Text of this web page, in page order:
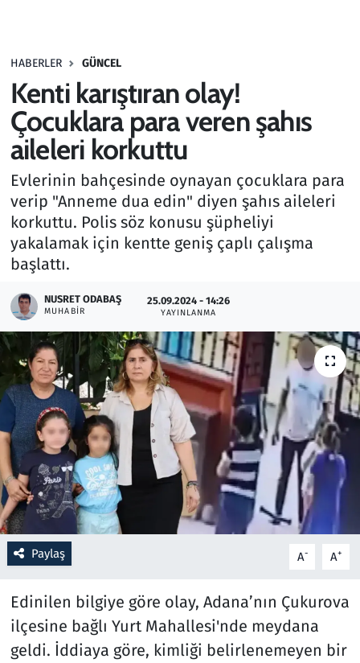
HABERLER GÜNCEL
Kenti karıştıran olay!
Çocuklara para veren şahıs
aileleri korkuttu
Evlerinin bahçesinde oynayan çocuklara para
verip "Anneme dua edin" diyen şahıs aileleri
korkuttu. Polis söz konusu şüpheliyi
yakalamak için kentte geniş çaplı çalışma
başlattı.
NUSRET ODABAŞ
MUHABIR
25.09.2024 - 14:26
YAYINLANMA
Paylaş A- A+
Edinilen bilgiye göre olay, Adana’nın Çukurova
ilçesine bağlı Yurt Mahallesi'nde meydana
geldi. İddiaya göre, kimliği belirlenemeyen bir
Haber
Kültür Sanat
Kurumsal Haberler
Lezzet Durağı
Memur ve Kamu
Otomobil
Oyun
Ramazan
Resmi İlanlar
Rüya Tabirleri
Sağlık
Savunma Sanayi
Seçim 2023
Spor
Teknoloji ve Bilim